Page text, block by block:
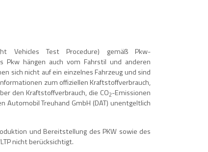
Vehicles Test Procedure) gemäß Pkw-
Pkw hängen auch vom Fahrstil und anderen
sich nicht auf ein einzelnes Fahrzeug und sind
zum offiziellen Kraftstoffverbrauch,
den Kraftstoffverbrauch, die CO2-Emissionen
Treuhand GmbH (DAT) unentgeltlich
und Bereitstellung des PKW sowie des
nicht berücksichtigt.